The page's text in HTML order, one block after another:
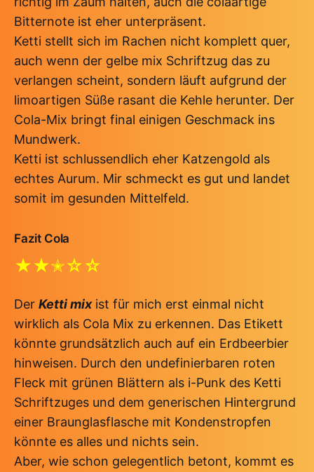
Bitternote ist eher unterpräsent.
Ketti stellt sich im Rachen nicht komplett quer,
auch wenn der gelbe mix Schriftzug das zu
verlangen scheint, sondern läuft aufgrund der
limoartigen Süße rasant die Kehle herunter. Der
Cola-Mix bringt final einigen Geschmack ins
Mundwerk.
Ketti ist schlussendlich eher Katzengold als
echtes Aurum. Mir schmeckt es gut und landet
somit im gesunden Mittelfeld.
Fazit Cola
★★✭☆☆
Der Ketti mixist für mich erst einmal nicht
wirklich als Cola Mix zu erkennen. Das Etikett
könnte grundsätzlich auch auf ein Erdbeerbier
hinweisen. Durch den undefinierbaren roten
Fleck mit grünen Blättern als i-Punk des Ketti
Schriftzuges und dem generischen Hintergrund
einer Braunglasflasche mit Kondenstropfen
könnte es alles und nichts sein.
Aber, wie schon gelegentlich betont, kommt es